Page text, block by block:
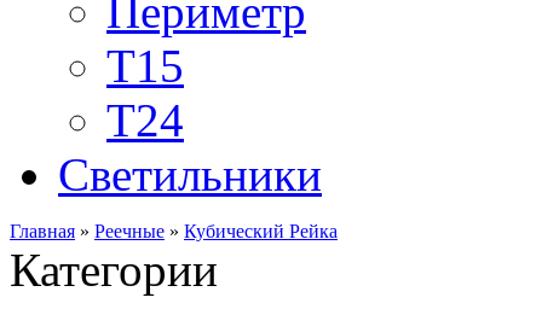
Периметр
Т15
Т24
Светильники
Главная » Реечные » Кубический Рейка
Категории